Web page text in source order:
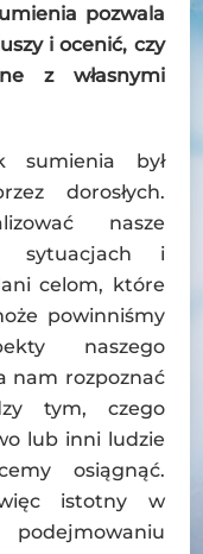
pozwala
i ocenić, czy
z własnymi
sumienia był
dorosłych.
nasze
sytuacjach i
celom, które
powinniśmy
naszego
nam rozpoznać
tym, czego
lub inni ludzie
osiągnąć.
istotny w
podejmowaniu